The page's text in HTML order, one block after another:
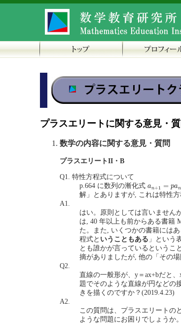
プラスエリートに関する意見・
数学の内容に関する意見・質問
プラスエリートII・B
Q1. 特性方程式について
p.664 に数列の漸化式 an+1 = pan
an 1 =p an+
解」とありますが, これは特性
A1.
はい。原則としては言いません
は, 40 年以上も前からある書籍
た。また, いくつかの書籍には
程式と いうこともある 」という
とも誰かが言っているというこ
摘がありましたが, 他の「その
Q2.
直線の一般形が、y＝ax+bだと
題でそのような直線が円などの
きを描くのですか？(2019.4.23)
A2.
この質問は、プラスエリートの
ような問題にお困りでしょうか。